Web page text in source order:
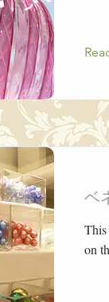
ベ
This
on